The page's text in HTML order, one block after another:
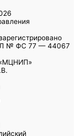
№ ФС 77 — 44067
«МЦНИП»